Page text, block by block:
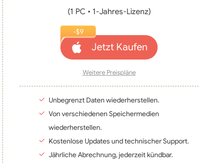
(1 PC • 1‑Jahres‑Lizenz)
-$9
Jetzt Kaufen
Weitere Preispläne
Unbegrenzt Daten wiederherstellen.
Von verschiedenen Speichermedien
wiederherstellen.
Kostenlose Updates und technischer Support.
Jährliche Abrechnung, jederzeit kündbar.